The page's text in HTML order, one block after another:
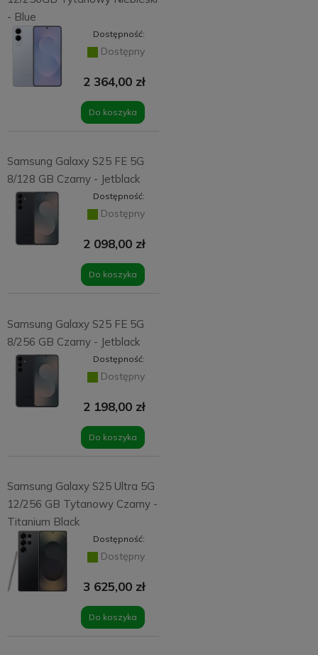
- Blue
Dostępność:
Dostępny
2 364,00 zł
Do koszyka
Samsung Galaxy S25 FE 5G
8/128 GB Czarny - Jetblack
Dostępność:
Dostępny
2 098,00 zł
Do koszyka
Samsung Galaxy S25 FE 5G
8/256 GB Czarny - Jetblack
Dostępność:
Dostępny
2 198,00 zł
Do koszyka
Samsung Galaxy S25 Ultra 5G
12/256 GB Tytanowy Czarny -
Titanium Black
Dostępność:
Dostępny
3 625,00 zł
Do koszyka